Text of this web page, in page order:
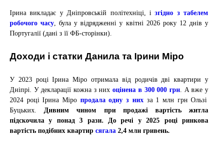
Ірина викладає у Дніпровській політехніці, ізгідно з табелем
робочого часу, була у відрядженні у квітні 2026 року 12 днів у
Португалії (дані з її ФБ-сторінки).
Доходи і статки Данила та Ірини Міро
У 2023 році Ірина Міро отримала від родичів дві квартири у
Дніпрі. У декларації кожна з нихоцінена в 300 000 грн. А вже у
2024 році Ірина Міро продала одну з нихза 1 млн грн Ользі
Буцьких.Дивним чином при продажі вартість житла
підскочила у понад 3 рази. До речі у 2025 році ринкова
вартість подібних квартир сягала 2,4 млн гривень.